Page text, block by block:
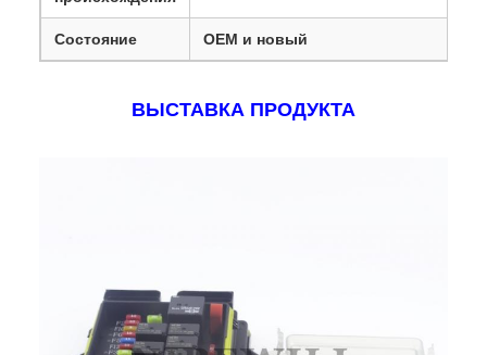
Состояние OEM и новый
ВЫСТАВКА ПРОДУКТА